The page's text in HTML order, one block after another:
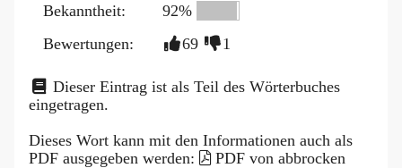
Bekanntheit:
92%
Bewertungen:
69 1
Dieser Eintrag ist als Teil des Wörterbuches
eingetragen.
Dieses Wort kann mit den Informationen auch als
PDF ausgegeben werden:
PDF von abbrocken